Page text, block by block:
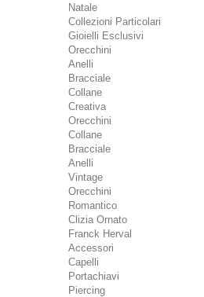
Natale
Collezioni Particolari
Gioielli Esclusivi
Orecchini
Anelli
Bracciale
Collane
Creativa
Orecchini
Collane
Bracciale
Anelli
Vintage
Orecchini
Romantico
Clizia Ornato
Franck Herval
Accessori
Capelli
Portachiavi
Piercing